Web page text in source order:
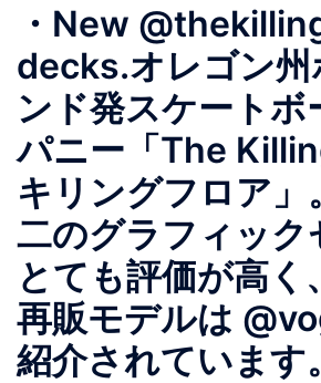
・New
decks.オレゴン州
ンド発スケートボ
パニー「The
キリングフロア」
二のグラフィック
とても評価が高く
再販モデルは
紹介されています。